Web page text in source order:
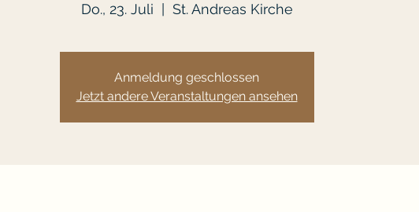
Do., 23. Juli St. Andreas Kirche
Anmeldung geschlossen
Jetzt andere Veranstaltungen ansehen